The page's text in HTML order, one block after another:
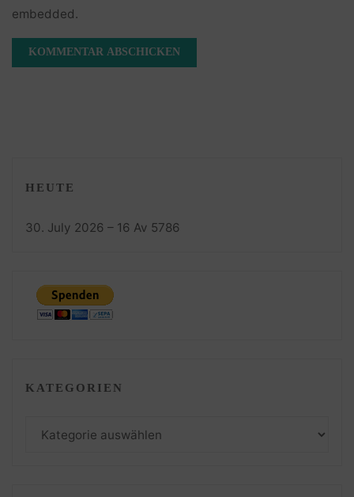
embedded.
HEUTE
30. July 2026 – 16 Av 5786
KATEGORIEN